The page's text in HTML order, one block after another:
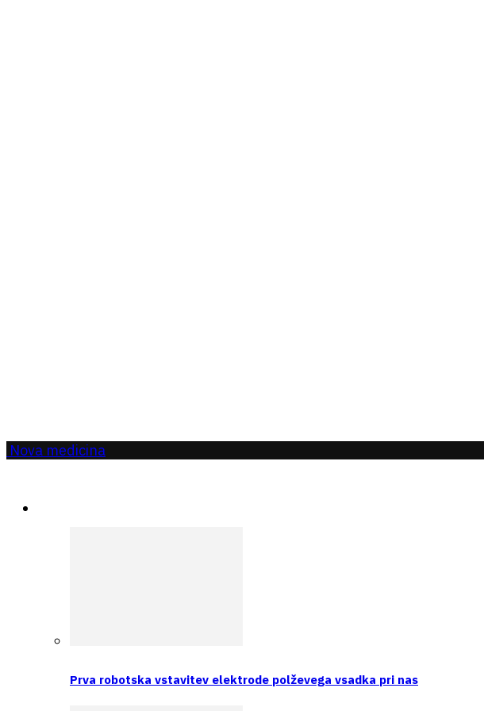
Nova medicina
Prva robotska vstavitev elektrode polževega vsadka pri nas